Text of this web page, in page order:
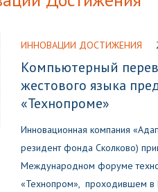
ИННОВАЦИИ ДОСТИЖЕНИЯ
Компьютерный
жестового языка
«Технопроме»
Инновационная компания
резидент фонда Сколково)
Международном форуме
«Технопром», проходившем в